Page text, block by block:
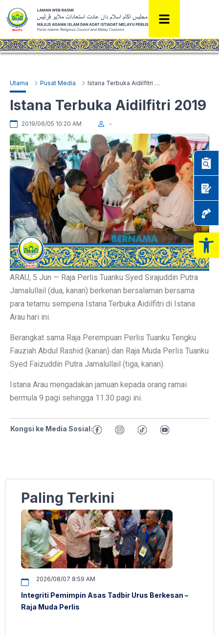
Utama Pusat Media Istana Terbuka Aidilfitri 2019
Istana Terbuka Aidilfitri 2019
2019/06/05 10:20 AM -
ARAU, 5 Jun — Raja Perlis Tuanku Syed Sirajuddin Putra
Jamalullail (dua, kanan) berkenan bersalaman bersama
para tetamu sempena Istana Terbuka Aidilfitri di Istana
Arau hari ini.
Berangkat sama Raja Perempuan Perlis Tuanku Tengku
Fauziah Abdul Rashid (kanan) dan Raja Muda Perlis Tuanku
Syed Faizuddin Putra Jamalullail (tiga, kanan).
Istana Arau mengadakan jamuan kepada orang ramai
bermula 9 pagi sehingga 11.30 pagi ini.
Kongsi ke Media Sosial:
Paling Terkini
2026/08/07 8:59 AM
Integriti Pemimpin Asas Tadbir Urus Berkesan –
Raja Muda Perlis